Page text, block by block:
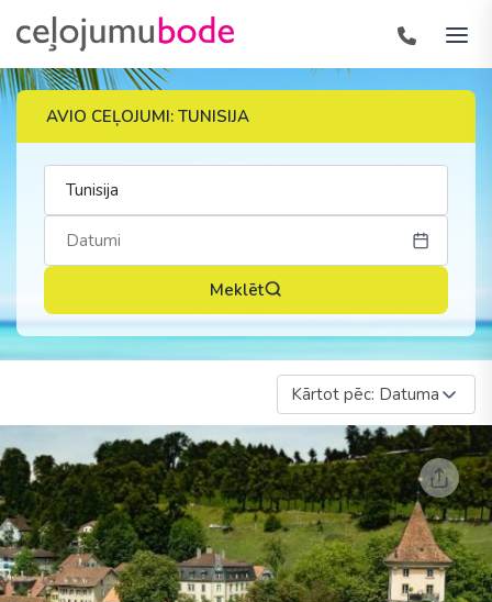
AVIO CEĻOJUMI: TUNISIJA
Meklēt
Kārtot pēc: Datuma